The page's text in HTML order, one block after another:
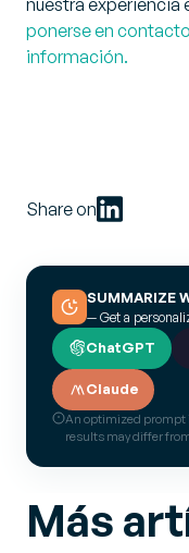
ponerse en
información.
Share on
SUMMARIZE
— Get a
ChatGPT
Claude
An optimized prompt
results may differ
Más